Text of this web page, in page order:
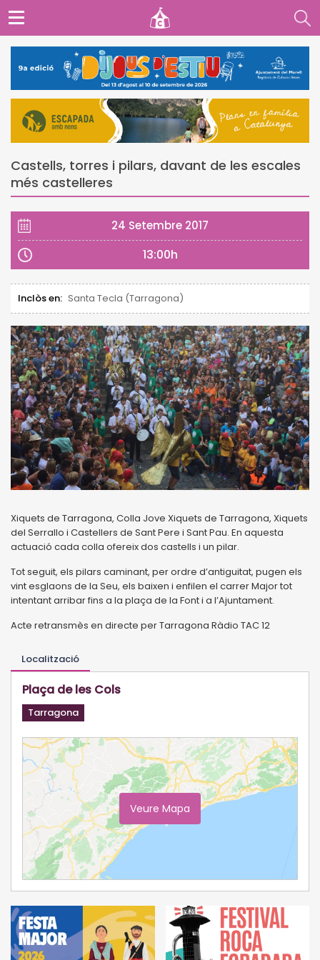
Castells, torres i pilars, davant de les escales
més castelleres
24 Setembre 2017
13:00h
Inclòs en: Santa Tecla (Tarragona)
Xiquets de Tarragona, Colla Jove Xiquets de Tarragona, Xiquets
del Serrallo i Castellers de Sant Pere i Sant Pau. En aquesta
actuació cada colla ofereix dos castells i un pilar.
Tot seguit, els pilars caminant, per ordre d’antiguitat, pugen els
vint esglaons de la Seu, els baixen i enfilen el carrer Major tot
intentant arribar fins a la plaça de la Font i a l’Ajuntament.
Acte retransmès en directe per Tarragona Ràdio TAC 12
Localització
Plaça de les Cols
Tarragona
Veure Mapa